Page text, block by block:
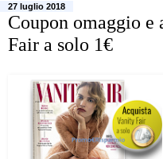
27 luglio 2018
Coupon omaggio
Fair a solo 1€